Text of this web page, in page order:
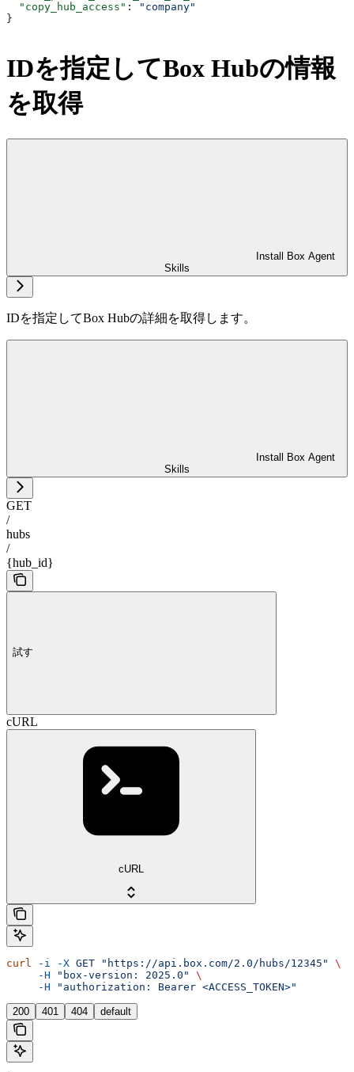
  "copy_hub_access"
:
"company"
}
IDを指定してBox Hubの情報
を取得
Install Box Agent
Skills
IDを指定してBox Hubの詳細を取得します。
Install Box Agent
Skills
GET
/
hubs
/
{hub_id}
試す
cURL
cURL
curl -i -X GET "https://api.box.com/2.0/hubs/12345"
\
     -H
"box-version: 2025.0"
\
     -H
"authorization: Bearer <ACCESS_TOKEN>"
200 401 404 default